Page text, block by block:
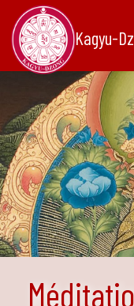
Kagyu-